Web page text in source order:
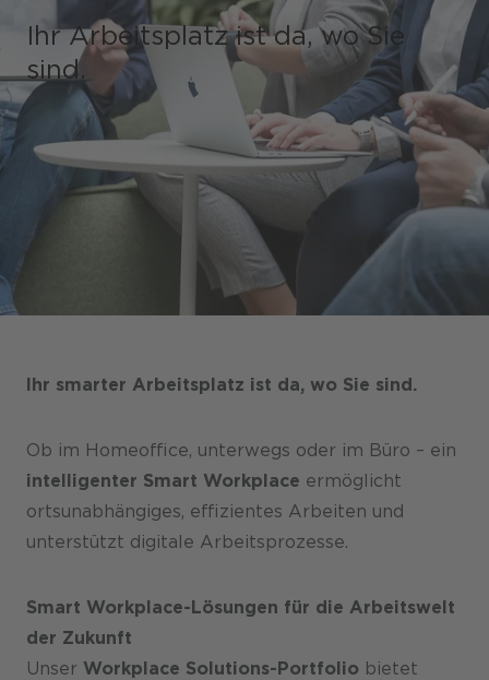
Shops / Marketplace / Portale
Unternehmen
Podcast
Nachhaltigkeit CANCOM Austria
Karriere
Ihr Arbeitsplatz ist da, wo Sie
sind.
Ihr smarter Arbeitsplatz ist da, wo Sie sind.
Ob im Homeoffice, unterwegs oder im Büro – ein
intelligenter Smart Workplace ermöglicht
ortsunabhängiges, effizientes Arbeiten und
unterstützt digitale Arbeitsprozesse.
Smart Workplace-Lösungen für die Arbeitswelt
der Zukunft
Unser Workplace Solutions-Portfolio bietet